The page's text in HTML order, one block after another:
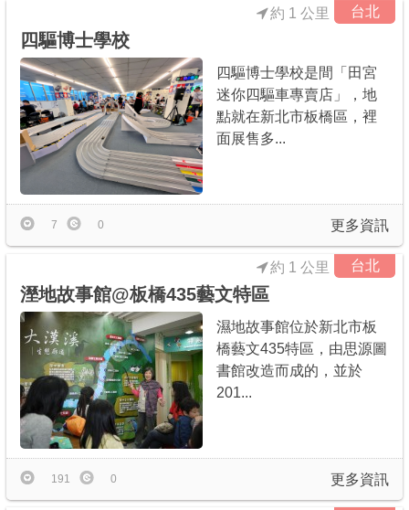
台北
四驅博士學校
約 1 公里
四驅博士學校是間「田宮
迷你四驅車專賣店」，地
點就在新北市板橋區，裡
面展售多...
更多資訊
7 0
台北
溼地故事館@板橋435藝文特區
約 1 公里
濕地故事館位於新北市板
橋藝文435特區，由思源圖
書館改造而成的，並於
201...
更多資訊
191 0